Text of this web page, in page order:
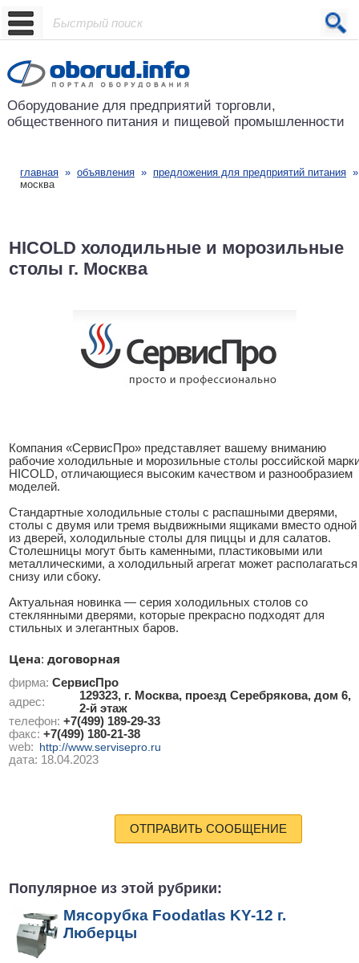
Проект основан в 2001 году
Оборудование для предприятий торговли,
общественного питания и пищевой промышленности
главная » объявления » предложения для предприятий питания
москва
HICOLD холодильные и морозильные
столы г. Москва
Компания «СервисПро» представляет вашему вниманию
рабочие холодильные и морозильные столы российской
HICOLD, отличающиеся высоким качеством и разнообразием
моделей.
Стандартные холодильные столы с распашными дверями,
столы с двумя или тремя выдвижными ящиками вместо одной
из дверей, холодильные столы для пиццы и для салатов.
Столешницы могут быть каменными, пластиковыми или
металлическими, а холодильный агрегат может располагаться
снизу или сбоку.
Актуальная новинка — серия холодильных столов со
стеклянными дверями, которые прекрасно подходят для
стильных и элегантных баров.
Цена: договорная
фирма: СервисПро
адрес:
129323, г. Москва, проезд Серебрякова, дом 6,
2-й этаж
телефон: +7(499) 189-29-33
факс: +7(499) 180-21-38
web: http://www.servisepro.ru
дата: 18.04.2023
ОТПРАВИТЬ СООБЩЕНИЕ
Популярное из этой рубрики:
Мясорубка Foodatlas KY-12 г.
Люберцы